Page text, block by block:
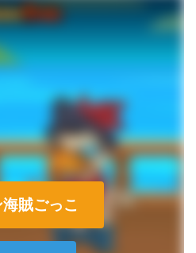
賊ごっこ